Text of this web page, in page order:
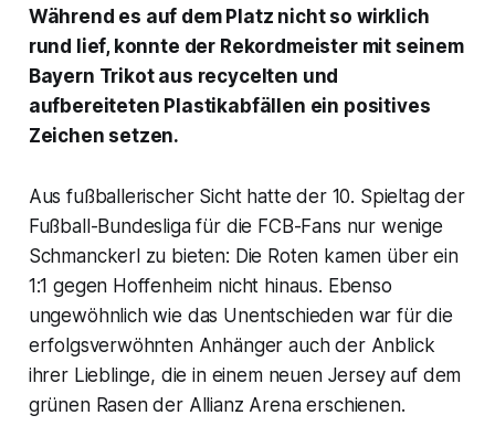
Während es auf dem Platz nicht so wirklich
rund lief, konnte der Rekordmeister mit seinem
Bayern Trikot aus recycelten und
aufbereiteten Plastikabfällen ein positives
Zeichen setzen.
Aus fußballerischer Sicht hatte der 10. Spieltag der
Fußball-Bundesliga für die FCB-Fans nur wenige
Schmanckerl zu bieten: Die Roten kamen über ein
1:1 gegen Hoffenheim nicht hinaus. Ebenso
ungewöhnlich wie das Unentschieden war für die
erfolgsverwöhnten Anhänger auch der Anblick
ihrer Lieblinge, die in einem neuen Jersey auf dem
grünen Rasen der Allianz Arena erschienen.